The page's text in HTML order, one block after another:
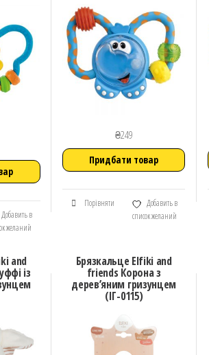
Добавить в
желаний
₴249
Придбати товар
Порівняти
Добавить в
список желаний
and
із
Брязкальце Elfiki and
friends Корона з
дерев’яним гризунцем
(ІГ-0115)